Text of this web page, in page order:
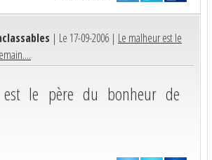
| Le 17-09-2006 | Le malheur est le
le père du bonheur de